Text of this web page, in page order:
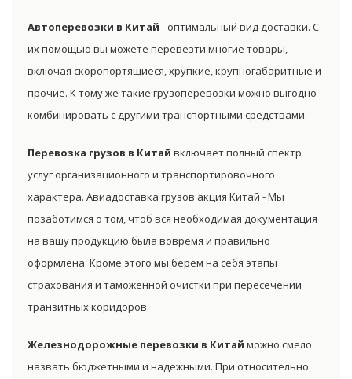
Автоперевозки в Китай - оптимальный вид доставки. С
их помощью вы можете перевезти многие товары,
включая скоропортящиеся, хрупкие, крупногабаритные и
прочие. К тому же такие грузоперевозки можно выгодно
комбинировать с другими транспортными средствами.
Перевозка грузов в Китай включает полный спектр
услуг организационного и транспортировочного
характера. Авиадоставка грузов акция Китай - Мы
позаботимся о том, чтоб вся необходимая документация
на вашу продукцию была вовремя и правильно
оформлена. Кроме этого мы берем на себя этапы
страхования и таможенной очистки при пересечении
транзитных коридоров.
Железнодорожные перевозки в Китай можно смело
назвать бюджетными и надежными. При относительно